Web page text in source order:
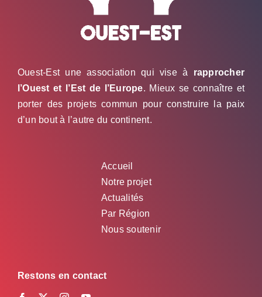
Ouest-Est une association qui vise à rapprocher
l’Ouest et l’Est de l’Europe. Mieux se connaître et
porter des projets commun pour construire la paix
d’un bout à l’autre du continent.
Accueil
Notre projet
Actualités
Par Région
Nous soutenir
Restons en contact